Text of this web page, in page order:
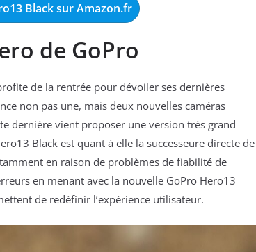
Black sur Amazon.fr
de GoPro
de la rentrée pour dévoiler ses dernières
non pas une, mais deux nouvelles caméras
dernière vient proposer une version très grand
Black est quant à elle la successeure directe de
en raison de problèmes de fiabilité de
en menant avec la nouvelle GoPro Hero13
de redéfinir l’expérience utilisateur.